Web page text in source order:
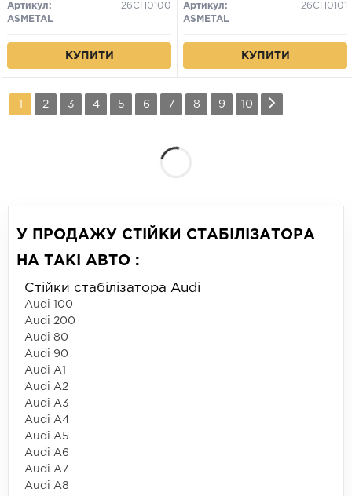
Артикул:
26CH0100
ASMETAL
КУПИТИ
Артикул:
26CH0101
ASMETAL
КУПИТИ
1 2 3 4 5 6 7 8 9 10
У ПРОДАЖУ СТІЙКИ СТАБІЛІЗАТОРА
НА ТАКІ АВТО :
Стійки стабілізатора Audi
Audi 100
Audi 200
Audi 80
Audi 90
Audi A1
Audi A2
Audi A3
Audi A4
Audi A5
Audi A6
Audi A7
Audi A8